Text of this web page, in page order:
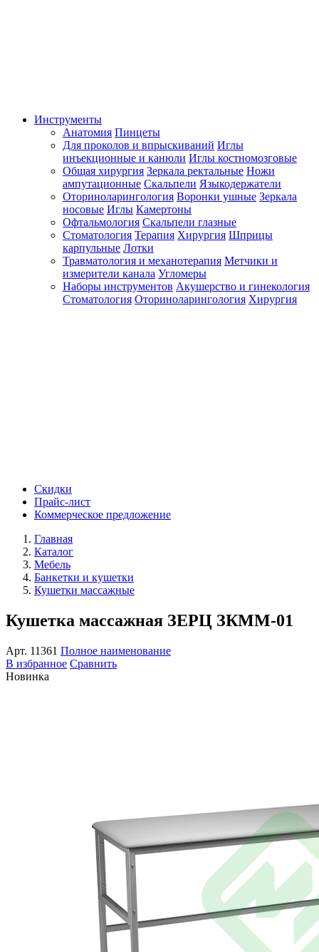
Инструменты
Анатомия Пинцеты
Для проколов и впрыскиваний Иглы
инъекционные и канюли Иглы костномозговые
Общая хирургия Зеркала ректальные Ножи
ампутационные Скальпели Языкодержатели
Оториноларингология Воронки ушные Зеркала
носовые Иглы Камертоны
Офтальмология Скальпели глазные
Стоматология Терапия Хирургия Шприцы
карпульные Лотки
Травматология и механотерапия Метчики и
измерители канала Угломеры
Наборы инструментов Акушерство и гинекология
Стоматология Оториноларингология Хирургия
Скидки
Прайс-лист
Коммерческое предложение
Главная
Каталог
Мебель
Банкетки и кушетки
Кушетки массажные
Кушетка массажная ЗЕРЦ ЗКММ-01
Арт. 11361 Полное наименование
В избранное Сравнить
Новинка